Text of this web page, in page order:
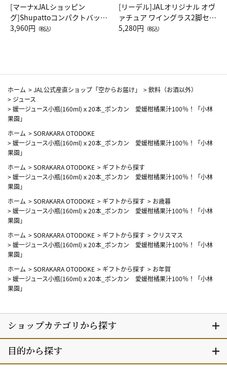
[マーナxJALショッピン
グ]Shupattoコンパクトバッグ
Drop JAL客室乗務員（LC）ス
3,960円 （税込）
[リーデル]JALオリジナル オヴ
ァチュア ワイングラス2脚セッ
ト（レッドワイン）
5,280円 （税込）
ホーム >JAL公式産直ショップ「空からお届け」 >飲料（お酒以外）
> ジュース
>媛一ジュース小瓶(160ml)ｘ20本_ポンカン 愛媛柑橘果汁100％！「小林
果園」
ホーム >SORAKARA OTODOKE
>媛一ジュース小瓶(160ml)ｘ20本_ポンカン 愛媛柑橘果汁100％！「小林
果園」
ホーム >SORAKARA OTODOKE > ギフトから探す
>媛一ジュース小瓶(160ml)ｘ20本_ポンカン 愛媛柑橘果汁100％！「小林
果園」
ホーム >SORAKARA OTODOKE > ギフトから探す > お歳暮
>媛一ジュース小瓶(160ml)ｘ20本_ポンカン 愛媛柑橘果汁100％！「小林
果園」
ホーム >SORAKARA OTODOKE > ギフトから探す > クリスマス
>媛一ジュース小瓶(160ml)ｘ20本_ポンカン 愛媛柑橘果汁100％！「小林
果園」
ホーム >SORAKARA OTODOKE > ギフトから探す > お年賀
>媛一ジュース小瓶(160ml)ｘ20本_ポンカン 愛媛柑橘果汁100％！「小林
果園」